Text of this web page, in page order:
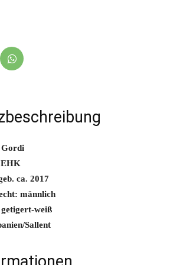
Gordi
EHK
ca. 2017
männlich
weiß
Sallent